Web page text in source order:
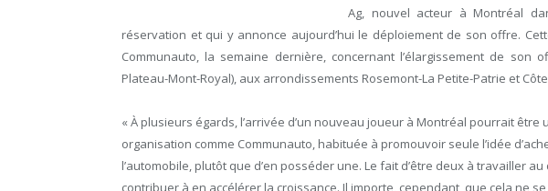
Ag, nouvel acteur à Montréal
réservation et qui y annonce aujourd’hui le déploiement de son offre.
Communauto, la semaine dernière, concernant l’élargissement de son
Plateau-Mont-Royal), aux arrondissements Rosemont-La Petite-Patrie et
« À plusieurs égards, l’arrivée d’un nouveau joueur à Montréal pourrait
organisation comme Communauto, habituée à promouvoir seule l’idée
l’automobile, plutôt que d’en posséder une. Le fait d’être deux à travailler
contribuer à en accélérer la croissance. Il importe, cependant, que cela ne